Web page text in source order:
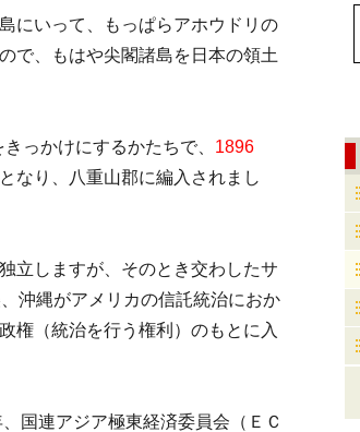
にいって、もっぱらアホウドリの
で、もはや尖閣諸島を日本の領土
っかけにするかたちで、 1896
なり、八重山郡に編入されまし
立しますが、そのとき交わしたサ
沖縄がアメリカの信託統治におか
権（統治を行う権利）のもとに入
国連アジア極東経済委員会（ＥＣ